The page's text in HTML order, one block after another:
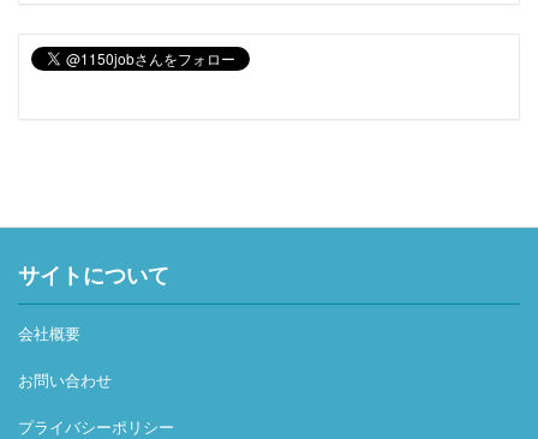
サイトについて
会社概要
お問い合わせ
プライバシーポリシー